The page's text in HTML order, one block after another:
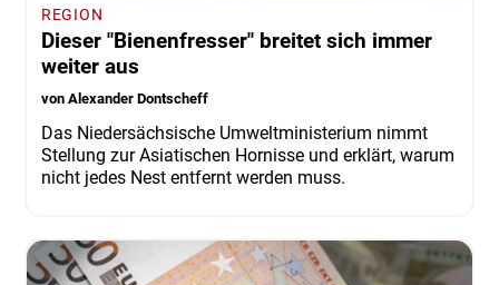
REGION
Dieser "Bienenfresser" breitet sich immer
weiter aus
von Alexander Dontscheff
Das Niedersächsische Umweltministerium nimmt
Stellung zur Asiatischen Hornisse und erklärt, warum
nicht jedes Nest entfernt werden muss.